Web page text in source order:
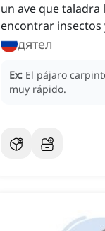
un ave que taladra
encontrar insectos
дятел
Ex: El pájaro
muy rápido.